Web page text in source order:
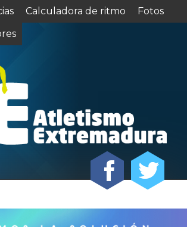
Calculadora de ritmo
Fotos